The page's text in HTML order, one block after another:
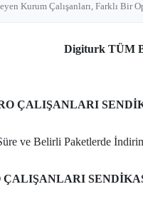
Kurum Çalışanları, Farklı Bir
Digiturk TÜM
ÇALIŞANLARI
ve Belirli Paketlerde